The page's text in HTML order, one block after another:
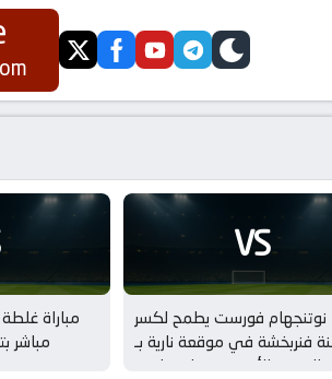
twitterfacebookyoutubetelegram
skin
مباراة
VS
نوتنجهام فورست يطمح لكسر
فنربخشة في موقعة نارية بـ
الدوري الأوروبي – بلاي اوف